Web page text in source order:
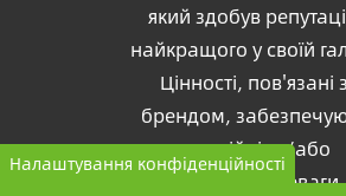
який здобув
найкращого у своїй
Цінності, пов'язані з
брендом,
емоційні та/або
матеріальні переваги,
Налаштування конфіденційності